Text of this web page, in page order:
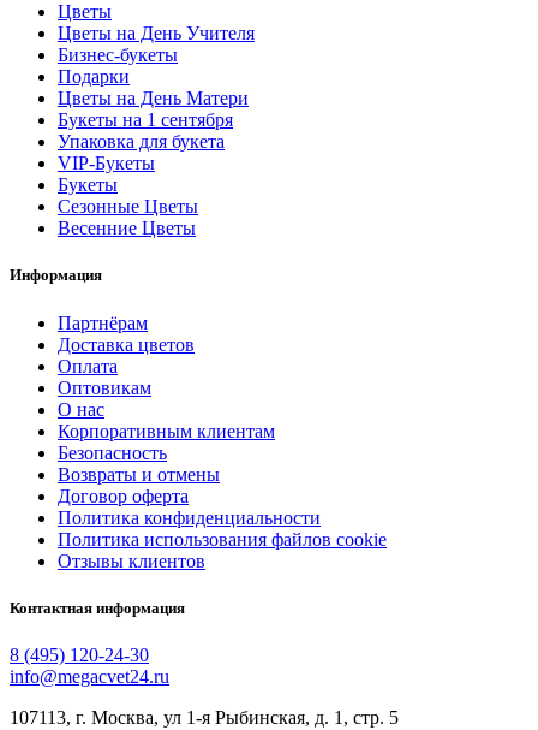
Цветы
Цветы на День Учителя
Бизнес-букеты
Подарки
Цветы на День Матери
Букеты на 1 сентября
Упаковка для букета
VIP-Букеты
Букеты
Сезонные Цветы
Весенние Цветы
Информация
Партнёрам
Доставка цветов
Оплата
Оптовикам
О нас
Корпоративным клиентам
Безопасность
Возвраты и отмены
Договор оферта
Политика конфиденциальности
Политика использования файлов cookie
Отзывы клиентов
Контактная информация
8 (495) 120-24-30
info@megacvet24.ru
107113, г. Москва, ул 1-я Рыбинская, д. 1, стр. 5